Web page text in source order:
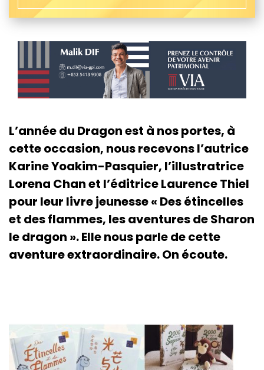
L’année du Dragon est à nos portes, à
cette occasion, nous recevons l’autrice
Karine Yoakim-Pasquier, l’illustratrice
Lorena Chan et l’éditrice Laurence Thiel
pour leur livre jeunesse « Des étincelles
et des flammes, les aventures de Sharon
le dragon ». Elle nous parle de cette
aventure extraordinaire. On écoute.